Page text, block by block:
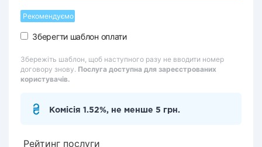
Рекомендуємо
Зберегти шаблон оплати
Збережіть шаблон, щоб наступного разу не вводити номер
договору знову. Послуга доступна для зареєстрованих
користувачів.
Комісія 1.52%, не менше 5 грн.
Рейтинг послуги